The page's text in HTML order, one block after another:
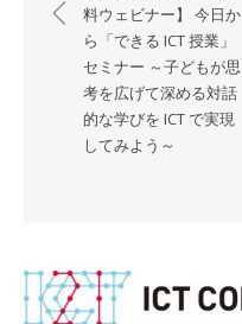
料ウェビナー】 今日か
ら「できる ICT 授業」
セミナー ～子どもが思
考を広げて深める対話
的な学びを ICT で実現
してみよう～